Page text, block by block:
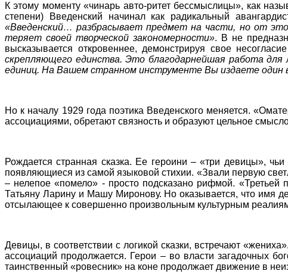
К этому моменту «чинарь авто-ритет бессмыслицы», как
степени) Введенский начинал как радикальный
«Введенский… разбрасывает предмет на части, но от
теряет своей творческой закономерности». В не
высказывается откровеннее, демонстрируя свое
скрепляющего единства. Это благодарнейшая работа
единиц. На Вашем странном инструменте Вы издаете один
Но к началу 1929 года поэтика Введенского меняется.
ассоциациями, обретают связность и образуют цельное
Рождается странная сказка. Ее героини – «три девицы»,
появляющиеся из самой языковой стихии. «Звали первую
– нелепое «помело» - просто подсказано рифмой. «Третьей
Татьяну Ларину и Машу Миронову. Но оказывается, что имя
отсылающее к совершенно произвольным культурным
Девицы, в соответствии с логикой сказки, встречают
ассоциаций продолжается. Герои – во власти загадочных
таинственный «ровесник» на коне продолжает движение в